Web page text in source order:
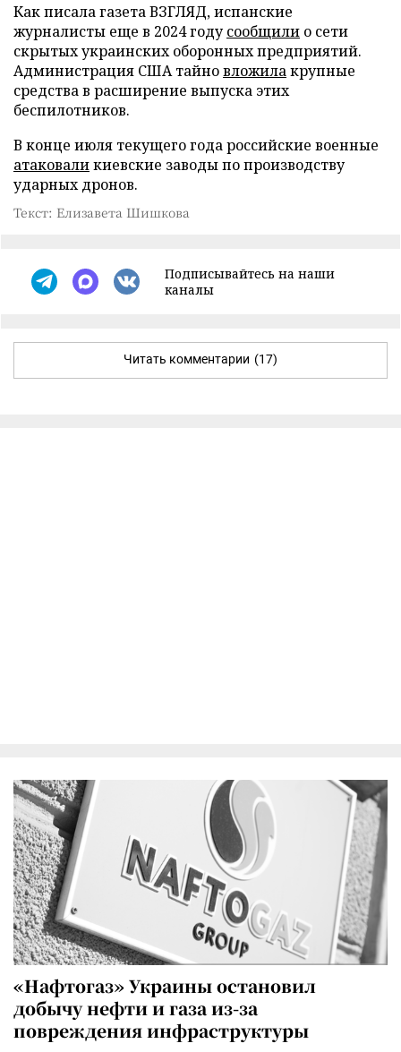
Как писала газета ВЗГЛЯД, испанские
журналисты еще в 2024 годусообщили о сети
скрытых украинских оборонных предприятий.
Администрация США тайновложилакрупные
средства в расширение выпуска этих
беспилотников.
В конце июля текущего года российские военные
атаковаликиевские заводы по производству
ударных дронов.
Текст: Елизавета Шишкова
Подписывайтесь на наши
каналы
Читать комментарии (17)
«Нафтогаз» Украины остановил
добычу нефти и газа из-за
повреждения инфраструктуры